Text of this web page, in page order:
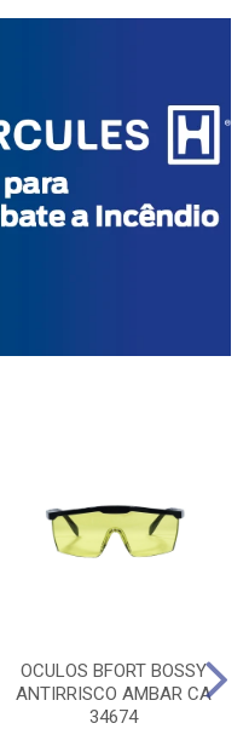
OCULOS BFORT BOSSY
ANTIRRISCO AMBAR CA
34674